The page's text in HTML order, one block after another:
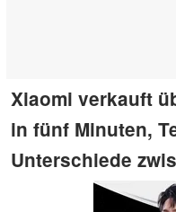
Xiaomi verkauft
in fünf Minuten,
Unterschiede